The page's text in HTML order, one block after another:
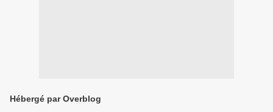
Hébergé par Overblog